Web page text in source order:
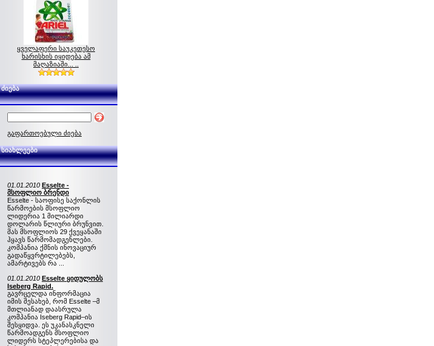
ყველაფერი საუკეთესო
ხარისხის იყიდება ამ
მაღაზიაში... ..
ძიება
გაფართოებული ძიება
სიახლეები
01.01.2010 Esselte -
მსოფლიო ბრენდი
Esselte - საოფისე საქონლის
წარმოების მსოფლიო
ლიდერია 1 მილიარდი
დოლარის წლიური ბრუნვით.
მას მსოფლიოს 29 ქვეყანაში
ჰყავს წარმომადგენლები.
კომპანია ქმნის ინოვაციურ
გადაწყვრტილებებს,
ამარტივებს რა ...
01.01.2010 Esselte ყიდულობს
Iseberg Rapid.
გავრცელდა ინფორმაცია
იმის შესახებ, რომ Esselte –მ
მთლიანად დაასრულა
კომპანია Iseberg Rapid–ის
შესყიდვა. ეს უკანასკნელი
წარმოადგენს მსოფლიო
ლიდერს სტეპლერებისა და